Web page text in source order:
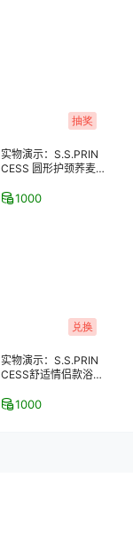
抽奖
实物演示：S.S.PRIN
CESS 圆形护颈荞麦
1000
兑换
实物演示：S.S.PRIN
CESS舒适情侣款浴室
1000